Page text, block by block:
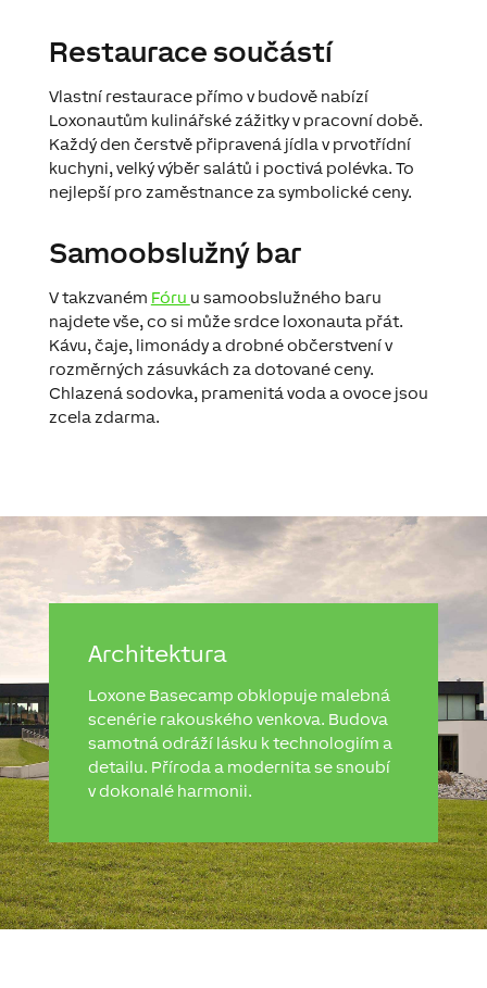
Restaurace součástí
Vlastní restaurace přímo v budově nabízí
Loxonautům kulinářské zážitky v pracovní době.
Každý den čerstvě připravená jídla v prvotřídní
kuchyni, velký výběr salátů i poctivá polévka. To
nejlepší pro zaměstnance za symbolické ceny.
Samoobslužný bar
V takzvaném Fóru u samoobslužného baru
najdete vše, co si může srdce loxonauta přát.
Kávu, čaje, limonády a drobné občerstvení v
rozměrných zásuvkách za dotované ceny.
Chlazená sodovka, pramenitá voda a ovoce jsou
zcela zdarma.
Architektura
Loxone Basecamp obklopuje malebná
scenérie rakouského venkova. Budova
samotná odráží lásku k technologiím a
detailu. Příroda a modernita se snoubí
v dokonalé harmonii.